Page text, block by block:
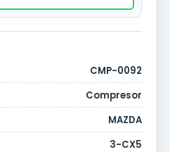
CMP-0092
Compresor
MAZDA
3-CX5